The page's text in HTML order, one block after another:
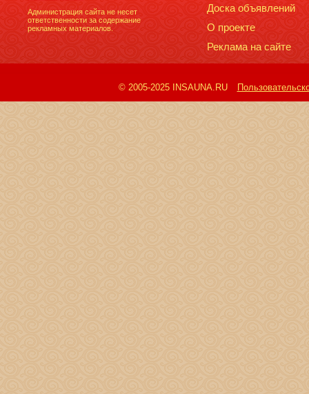
Администрация сайта не несет
ответственности за содержание
рекламных материалов.
Доска объявлений
О проекте
Реклама на сайте
© 2005-2025 INSAUNA.RU